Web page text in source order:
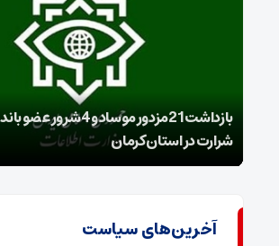
بازداشت 21مزدور موساد و
شرارت در استان کرمان
آخرین‌های سیاست